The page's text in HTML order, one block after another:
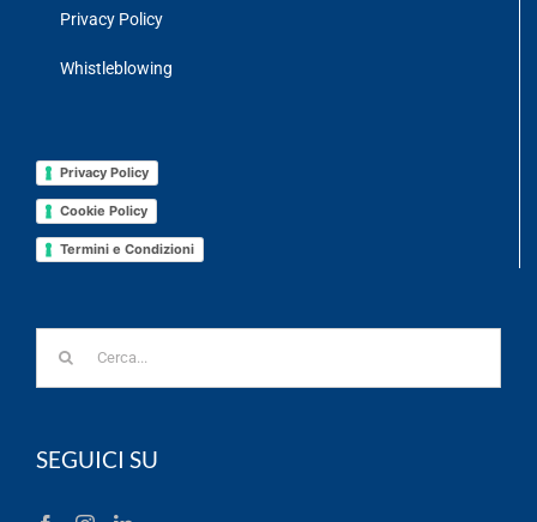
Privacy Policy
Whistleblowing
Privacy Policy
Cookie Policy
Termini e Condizioni
Cerca
per:
SEGUICI SU